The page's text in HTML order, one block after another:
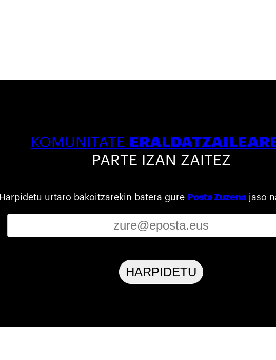
KOMUNITATE
PARTE IZAN ZAITEZ
Harpidetu urtaro bakoitzarekin batera gure Posta Zuzena jaso
HARPIDETU